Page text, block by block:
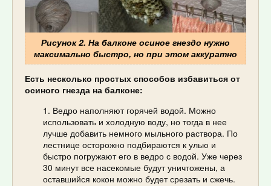
Рисунок 2. На балконе осиное гнездо нужно
максимально быстро, но при этом аккуратно
Есть несколько простых способов избавиться от
осиного гнезда на балконе:
Ведро наполняют горячей водой. Можно
использовать и холодную воду, но тогда в нее
лучше добавить немного мыльного раствора. По
лестнице осторожно подбираются к улью и
быстро погружают его в ведро с водой. Уже через
30 минут все насекомые будут уничтожены, а
оставшийся кокон можно будет срезать и сжечь.